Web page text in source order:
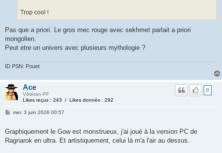
Trop cool !
Pas que a priori. Le gros mec rouge avec sekhmet parlait a priori
mongolien.
Peut etre un univers avec plusieurs mythologie ?
ID PSN: Pouet
Ace
Vétéran PF
Likes reçus : 243 / Likes donnés : 292
0
mer. 3 juin 2026 00:57
Graphiquement le Gow est monstrueux, j'ai joué à la version PC de
Ragnarok en ultra. Et artistiquement, celui là m'a l'air au dessus.